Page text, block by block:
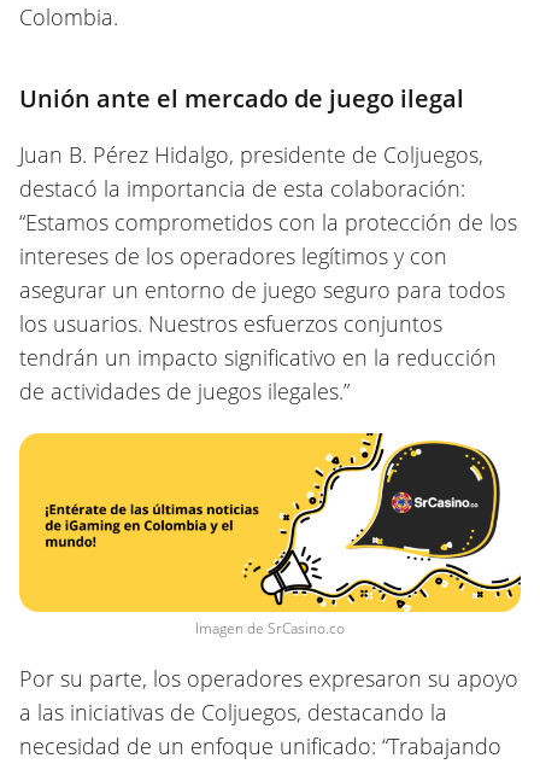
Colombia.
Unión ante el mercado de juego ilegal
Juan B. Pérez Hidalgo, presidente de Coljuegos,
destacó la importancia de esta colaboración:
“Estamos comprometidos con la protección de los
intereses de los operadores legítimos y con
asegurar un entorno de juego seguro para todos
los usuarios. Nuestros esfuerzos conjuntos
tendrán un impacto significativo en la reducción
de actividades de juegos ilegales.”
Imagen de SrCasino.co
Por su parte, los operadores expresaron su apoyo
a las iniciativas de Coljuegos, destacando la
necesidad de un enfoque unificado: “Trabajando